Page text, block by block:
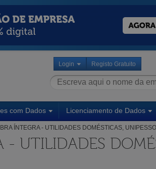
Login Registo Gratuito
com Dados Licenciamento de Dados
ÍNTEGRA - UTILIDADES DOMÉSTICAS,
- UTILIDADES